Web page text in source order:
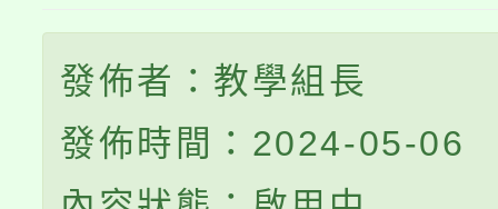
發佈者：教學組長
發佈時間：2024-05-06